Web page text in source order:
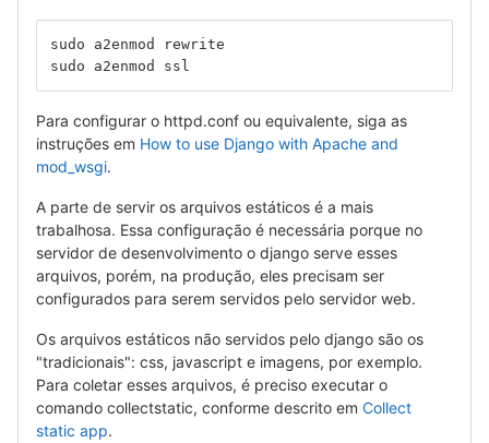
sudo a2enmod rewrite
sudo a2enmod ssl
Para configurar o httpd.conf ou equivalente, siga as
instruções em How to use Django with Apache and
mod_wsgi.
A parte de servir os arquivos estáticos é a mais
trabalhosa. Essa configuração é necessária porque no
servidor de desenvolvimento o django serve esses
arquivos, porém, na produção, eles precisam ser
configurados para serem servidos pelo servidor web.
Os arquivos estáticos não servidos pelo django são os
"tradicionais": css, javascript e imagens, por exemplo.
Para coletar esses arquivos, é preciso executar o
comando collectstatic, conforme descrito em Collect
static app.